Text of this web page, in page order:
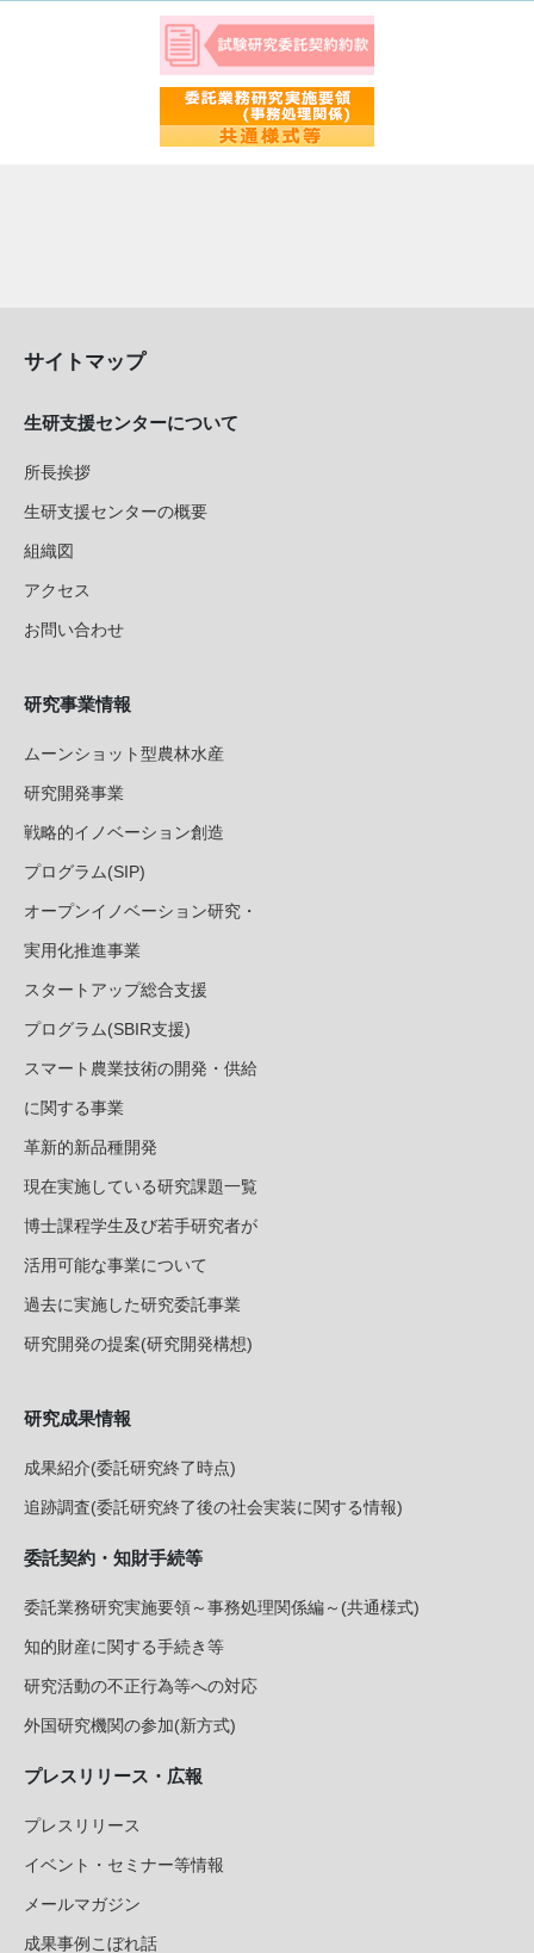
サイトマップ
生研支援センターについて
所長挨拶
生研支援センターの概要
組織図
アクセス
お問い合わせ
研究事業情報
ムーンショット型農林水産
研究開発事業
戦略的イノベーション創造
プログラム(SIP)
オープンイノベーション研究・
実用化推進事業
スタートアップ総合支援
プログラム(SBIR支援)
スマート農業技術の開発・供給
に関する事業
革新的新品種開発
現在実施している研究課題一覧
博士課程学生及び若手研究者が
活用可能な事業について
過去に実施した研究委託事業
研究開発の提案(研究開発構想)
研究成果情報
成果紹介(委託研究終了時点)
追跡調査(委託研究終了後の社会実装に関する情報)
委託契約・知財手続等
委託業務研究実施要領～事務処理関係編～(共通様式)
知的財産に関する手続き等
研究活動の不正行為等への対応
外国研究機関の参加(新方式)
プレスリリース・広報
プレスリリース
イベント・セミナー等情報
メールマガジン
成果事例こぼれ話